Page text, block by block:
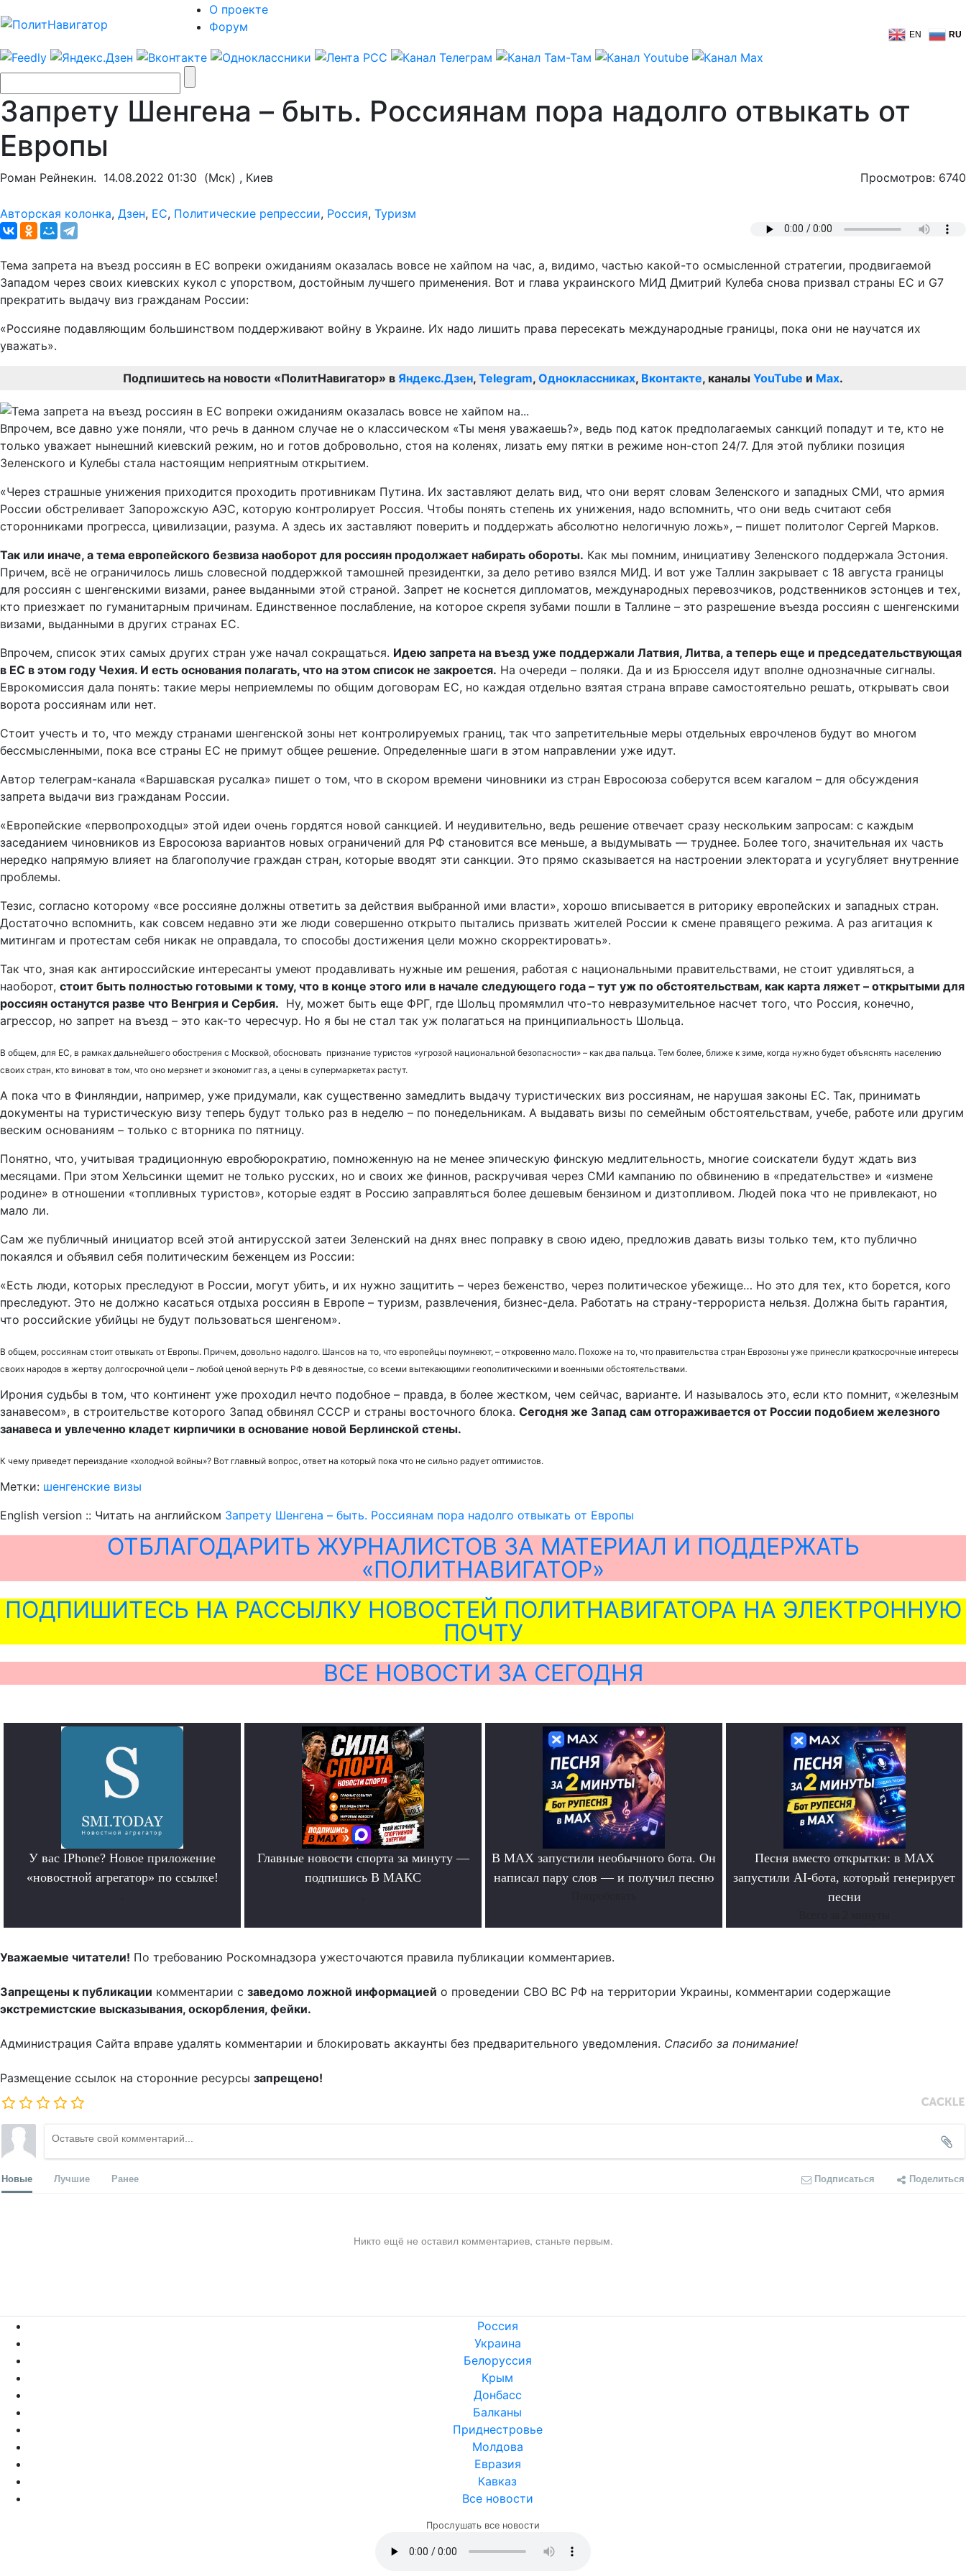
О проекте
Форум
EN RU
Запрету Шенгена – быть. Россиянам пора надолго отвыкать от
Европы
Роман Рейнекин. 14.08.2022 01:30 (Мск) , Киев Просмотров: 6740
Авторская колонка, Дзен, ЕС, Политические репрессии, Россия, Туризм
Тема запрета на въезд россиян в ЕС вопреки ожиданиям оказалась вовсе не хайпом на час, а, видимо, частью какой-то осмысленной стратегии, продвигаемой
Западом через своих киевских кукол с упорством, достойным лучшего применения. Вот и глава украинского МИД Дмитрий Кулеба снова призвал страны ЕС и G7
прекратить выдачу виз гражданам России:
«Россияне подавляющим большинством поддерживают войну в Украине. Их надо лишить права пересекать международные границы, пока они не научатся их
уважать».
Подпишитесь на новости «ПолитНавигатор» в Яндекс.Дзен, Telegram, Одноклассниках, Вконтакте, каналы YouTube и Max.
Впрочем, все давно уже поняли, что речь в данном случае не о классическом «Ты меня уважаешь?», ведь под каток предполагаемых санкций попадут и те, кто не
только уважает нынешний киевский режим, но и готов добровольно, стоя на коленях, лизать ему пятки в режиме нон-стоп 24/7. Для этой публики позиция
Зеленского и Кулебы стала настоящим неприятным открытием.
«Через страшные унижения приходится проходить противникам Путина. Их заставляют делать вид, что они верят словам Зеленского и западных СМИ, что армия
России обстреливает Запорожскую АЭС, которую контролирует Россия. Чтобы понять степень их унижения, надо вспомнить, что они ведь считают себя
сторонниками прогресса, цивилизации, разума. А здесь их заставляют поверить и поддержать абсолютно нелогичную ложь», – пишет политолог Сергей Марков.
Так или иначе, а тема европейского безвиза наоборот для россиян продолжает набирать обороты. Как мы помним, инициативу Зеленского поддержала Эстония.
Причем, всё не ограничилось лишь словесной поддержкой тамошней президентки, за дело ретиво взялся МИД. И вот уже Таллин закрывает с 18 августа границы
для россиян с шенгенскими визами, ранее выданными этой страной. Запрет не коснется дипломатов, международных перевозчиков, родственников эстонцев и тех,
кто приезжает по гуманитарным причинам. Единственное послабление, на которое скрепя зубами пошли в Таллине – это разрешение въезда россиян с шенгенскими
визами, выданными в других странах ЕС.
Впрочем, список этих самых других стран уже начал сокращаться. Идею запрета на въезд уже поддержали Латвия, Литва, а теперь еще и председательствующая
в ЕС в этом году Чехия. И есть основания полагать, что на этом список не закроется. На очереди – поляки. Да и из Брюсселя идут вполне однозначные сигналы.
Еврокомиссия дала понять: такие меры неприемлемы по общим договорам ЕС, но каждая отдельно взятая страна вправе самостоятельно решать, открывать свои
ворота россиянам или нет.
Стоит учесть и то, что между странами шенгенской зоны нет контролируемых границ, так что запретительные меры отдельных еврочленов будут во многом
бессмысленными, пока все страны ЕС не примут общее решение. Определенные шаги в этом направлении уже идут.
Автор телеграм-канала «Варшавская русалка» пишет о том, что в скором времени чиновники из стран Евросоюза соберутся всем кагалом – для обсуждения
запрета выдачи виз гражданам России.
«Европейские «первопроходцы» этой идеи очень гордятся новой санкцией. И неудивительно, ведь решение отвечает сразу нескольким запросам: с каждым
заседанием чиновников из Евросоюза вариантов новых ограничений для РФ становится все меньше, а выдумывать — труднее. Более того, значительная их часть
нередко напрямую влияет на благополучие граждан стран, которые вводят эти санкции. Это прямо сказывается на настроении электората и усугубляет внутренние
проблемы.
Тезис, согласно которому «все россияне должны ответить за действия выбранной ими власти», хорошо вписывается в риторику европейских и западных стран.
Достаточно вспомнить, как совсем недавно эти же люди совершенно открыто пытались призвать жителей России к смене правящего режима. А раз агитация к
митингам и протестам себя никак не оправдала, то способы достижения цели можно скорректировать».
Так что, зная как антироссийские интересанты умеют продавливать нужные им решения, работая с национальными правительствами, не стоит удивляться, а
наоборот, стоит быть полностью готовыми к тому, что в конце этого или в начале следующего года – тут уж по обстоятельствам, как карта ляжет – открытыми для
россиян останутся разве что Венгрия и Сербия. Ну, может быть еще ФРГ, где Шольц промямлил что-то невразумительное насчет того, что Россия, конечно,
агрессор, но запрет на въезд – это как-то чересчур. Но я бы не стал так уж полагаться на принципиальность Шольца.
В общем, для ЕС, в рамках дальнейшего обострения с Москвой, обосновать признание туристов «угрозой национальной безопасности» – как два пальца. Тем более, ближе к зиме, когда нужно будет объяснять населению
своих стран, кто виноват в том, что оно мерзнет и экономит газ, а цены в супермаркетах растут.
А пока что в Финляндии, например, уже придумали, как существенно замедлить выдачу туристических виз россиянам, не нарушая законы ЕС. Так, принимать
документы на туристическую визу теперь будут только раз в неделю – по понедельникам. А выдавать визы по семейным обстоятельствам, учебе, работе или другим
веским основаниям – только с вторника по пятницу.
Понятно, что, учитывая традиционную евробюрократию, помноженную на не менее эпическую финскую медлительность, многие соискатели будут ждать виз
месяцами. При этом Хельсинки щемит не только русских, но и своих же финнов, раскручивая через СМИ кампанию по обвинению в «предательстве» и «измене
родине» в отношении «топливных туристов», которые ездят в Россию заправляться более дешевым бензином и дизтопливом. Людей пока что не привлекают, но
мало ли.
Сам же публичный инициатор всей этой антирусской затеи Зеленский на днях внес поправку в свою идею, предложив давать визы только тем, кто публично
покаялся и объявил себя политическим беженцем из России:
«Есть люди, которых преследуют в России, могут убить, и их нужно защитить – через беженство, через политическое убежище… Но это для тех, кто борется, кого
преследуют. Это не должно касаться отдыха россиян в Европе – туризм, развлечения, бизнес-дела. Работать на страну-террориста нельзя. Должна быть гарантия,
что российские убийцы не будут пользоваться шенгеном».
В общем, россиянам стоит отвыкать от Европы. Причем, довольно надолго. Шансов на то, что европейцы поумнеют, – откровенно мало. Похоже на то, что правительства стран Еврозоны уже принесли краткосрочные интересы
своих народов в жертву долгосрочной цели – любой ценой вернуть РФ в девяностые, со всеми вытекающими геополитическими и военными обстоятельствами.
Ирония судьбы в том, что континент уже проходил нечто подобное – правда, в более жестком, чем сейчас, варианте. И называлось это, если кто помнит, «железным
занавесом», в строительстве которого Запад обвинял СССР и страны восточного блока. Сегодня же Запад сам отгораживается от России подобием железного
занавеса и увлеченно кладет кирпичики в основание новой Берлинской стены.
К чему приведет переиздание «холодной войны»? Вот главный вопрос, ответ на который пока что не сильно радует оптимистов.
Метки: шенгенские визы
English version :: Читать на английском Запрету Шенгена – быть. Россиянам пора надолго отвыкать от Европы
ОТБЛАГОДАРИТЬ ЖУРНАЛИСТОВ ЗА МАТЕРИАЛ И ПОДДЕРЖАТЬ
«ПОЛИТНАВИГАТОР»
ПОДПИШИТЕСЬ НА РАССЫЛКУ НОВОСТЕЙ ПОЛИТНАВИГАТОРА НА ЭЛЕКТРОННУЮ
ПОЧТУ
ВСЕ НОВОСТИ ЗА СЕГОДНЯ
У вас IPhone? Новое приложение
«новостной агрегатор» по ссылке!
Главные новости спорта за минуту —
подпишись В МАКС
В MAX запустили необычного бота. Он
написал пару слов — и получил песню
Песня вместо открытки: в MAX
запустили AI-бота, который генерирует
песни
Уважаемые читатели! По требованию Роскомнадзора ужесточаются правила публикации комментариев.
Запрещены к публикации комментарии с заведомо ложной информацией о проведении СВО ВС РФ на территории Украины, комментарии содержащие
экстремистские высказывания, оскорбления, фейки.
Администрация Сайта вправе удалять комментарии и блокировать аккаунты без предварительного уведомления. Спасибо за понимание!
Размещение ссылок на сторонние ресурсы запрещено!
Новые Лучшие Ранее Подписаться Поделиться
Никто ещё не оставил комментариев, станьте первым.
Россия
Украина
Белоруссия
Крым
Донбасс
Балканы
Приднестровье
Молдова
Евразия
Кавказ
Все новости
Прослушать все новости